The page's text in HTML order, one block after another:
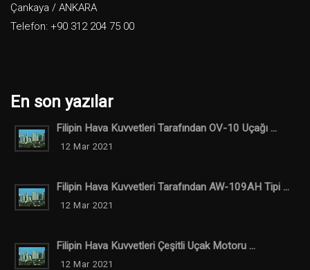
Çankaya / ANKARA
Telefon: +90 312 204 75 00
En son yazılar
Filipin Hava Kuvvetleri Tarafından OV-10 Uçağı ...
12 Mar 2021
Filipin Hava Kuvvetleri Tarafından AW-109AH Tipi ...
12 Mar 2021
Filipin Hava Kuvvetleri Çeşitli Uçak Motoru ...
12 Mar 2021